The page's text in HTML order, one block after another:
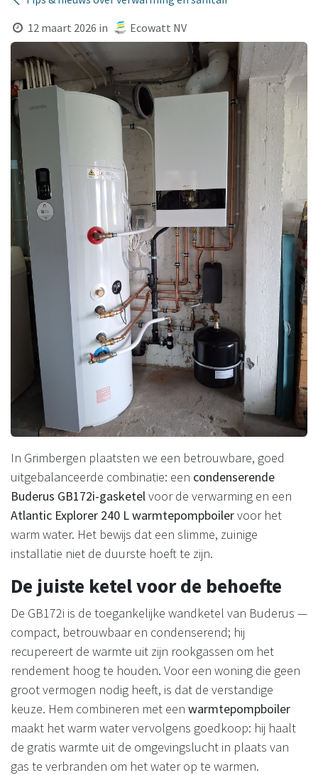
12 maart 2026 in Ecowatt NV
In Grimbergen plaatsten we een betrouwbare, goed
uitgebalanceerde combinatie: een condenserende
Buderus GB172i-gasketelvoor de verwarming en een
Atlantic Explorer 240 L warmtepompboilervoor het
warm water. Het bewijs dat een slimme, zuinige
installatie niet de duurste hoeft te zijn.
De juiste ketel voor de behoefte
De GB172i is de toegankelijke wandketel van Buderus —
compact, betrouwbaar en condenserend; hij
recupereert de warmte uit zijn rookgassen om het
rendement hoog te houden. Voor een woning die geen
groot vermogen nodig heeft, is dat de verstandige
keuze. Hem combineren met een warmtepompboiler
maakt het warm water vervolgens goedkoop: hij haalt
de gratis warmte uit de omgevingslucht in plaats van
gas te verbranden om het water op te warmen.